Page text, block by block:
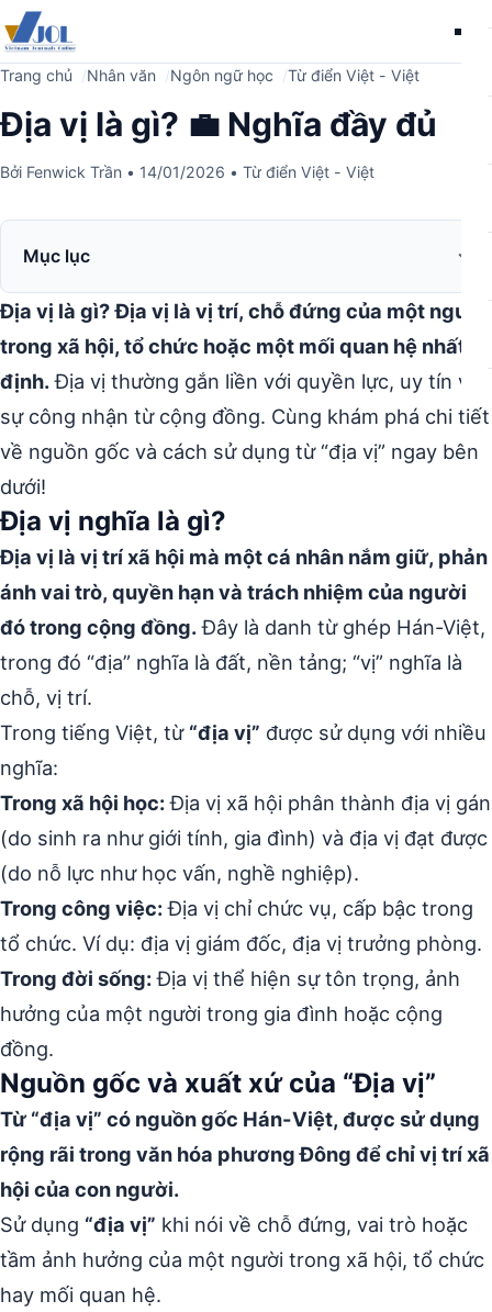
Trang chủ Nhân văn Ngôn ngữ học Từ điển Việt - Việt
Địa vị là gì? 💼 Nghĩa đầy đủ
Bởi Fenwick Trần • 14/01/2026 • Từ điển Việt - Việt
Mục lục
Địa vị là gì? Địa vị là vị trí, chỗ đứng của một người
trong xã hội, tổ chức hoặc một mối quan hệ nhất
định.Địa vị thường gắn liền với quyền lực, uy tín và
sự công nhận từ cộng đồng. Cùng khám phá chi tiết
về nguồn gốc và cách sử dụng từ “địa vị” ngay bên
dưới!
Địa vị nghĩa là gì?
Địa vị là vị trí xã hội mà một cá nhân nắm giữ, phản
ánh vai trò, quyền hạn và trách nhiệm của người
đó trong cộng đồng.Đây là danh từ ghép Hán-Việt,
trong đó “địa” nghĩa là đất, nền tảng; “vị” nghĩa là
chỗ, vị trí.
Trong tiếng Việt, từ “địa vị” được sử dụng với nhiều
nghĩa:
Trong xã hội học:Địa vị xã hội phân thành địa vị gán
(do sinh ra như giới tính, gia đình) và địa vị đạt được
(do nỗ lực như học vấn, nghề nghiệp).
Trong công việc:Địa vị chỉ chức vụ, cấp bậc trong
tổ chức. Ví dụ: địa vị giám đốc, địa vị trưởng phòng.
Trong đời sống:Địa vị thể hiện sự tôn trọng, ảnh
hưởng của một người trong gia đình hoặc cộng
đồng.
Nguồn gốc và xuất xứ của “Địa vị”
Từ “địa vị” có nguồn gốc Hán-Việt, được sử dụng
rộng rãi trong văn hóa phương Đông để chỉ vị trí xã
hội của con người.
Sử dụng “địa vị” khi nói về chỗ đứng, vai trò hoặc
tầm ảnh hưởng của một người trong xã hội, tổ chức
hay mối quan hệ.